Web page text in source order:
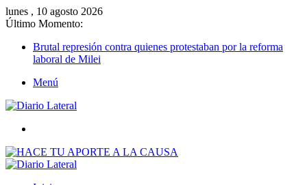
lunes , 10 agosto 2026
Último Momento:
Brutal represión contra quienes protestaban por la reforma
laboral de Milei
Menú